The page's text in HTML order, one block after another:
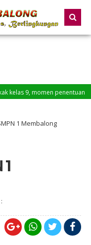
9, momen penentuan
1 Membalong